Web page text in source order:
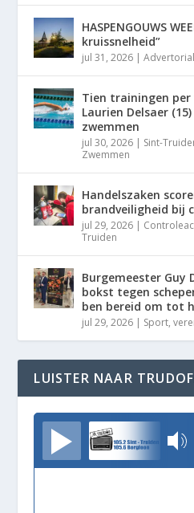
HASPENGOUWS
kruissnelheid”
jul 31, 2026 |Advertorial
Tien trainingen per
Laurien Delsaer
zwemmen
jul 30, 2026 | Sint-
Zwemmen
Handelszaken
brandveiligheid bij
jul 29, 2026 |
Truiden
Burgemeester Guy
bokst tegen
ben bereid om tot
jul 29, 2026 | Sport,
LUISTER NAAR
TrudoFM